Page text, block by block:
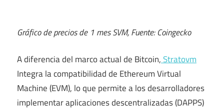
Gráfico de precios de 1 mes SVM, Fuente: Coingecko
A diferencia del marco actual de Bitcoin,Stratovm
Integra la compatibilidad de Ethereum Virtual
Machine (EVM), lo que permite a los desarrolladores
implementar aplicaciones descentralizadas (DAPPS)